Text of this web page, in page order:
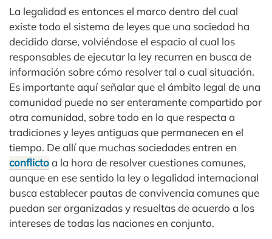
La legalidad es entonces el marco dentro del cual
existe todo el sistema de leyes que una sociedad ha
decidido darse, volviéndose el espacio al cual los
responsables de ejecutar la ley recurren en busca de
información sobre cómo resolver tal o cual situación.
Es importante aquí señalar que el ámbito legal de una
comunidad puede no ser enteramente compartido por
otra comunidad, sobre todo en lo que respecta a
tradiciones y leyes antiguas que permanecen en el
tiempo. De allí que muchas sociedades entren en
conflictoa la hora de resolver cuestiones comunes,
aunque en ese sentido la ley o legalidad internacional
busca establecer pautas de convivencia comunes que
puedan ser organizadas y resueltas de acuerdo a los
intereses de todas las naciones en conjunto.